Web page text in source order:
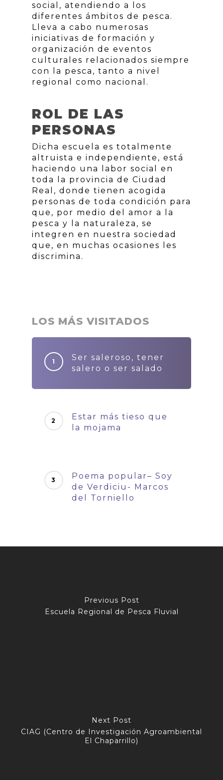
social, atendiendo a los
diferentes ámbitos de pesca.
Lleva a cabo numerosas
iniciativas de formación y
organización de eventos
culturales relacionados siempre
con la pesca, tanto a nivel
regional como nacional.
ROL DE LAS
PERSONAS
Dicha escuela es totalmente
altruista e independiente, está
haciendo una labor social en
toda la provincia de Ciudad
Real, donde tienen acogida
personas de toda condición para
que, por medio del amor a la
pesca y la naturaleza, se
integren en nuestra sociedad
que, en muchas ocasiones les
discrimina.
LOS MÁS VISITADOS
Ser saleroso, tener
salero o ser salado
Estar más tieso que
la mojama
Poema popular– Soy
de Verdiciu- Marcos
del Torniello
Previous Post
Escuela Regional de Pesca Fluvial
Next Post
CIAG (Centro de Investigación Agroambiental
El Chaparrillo)